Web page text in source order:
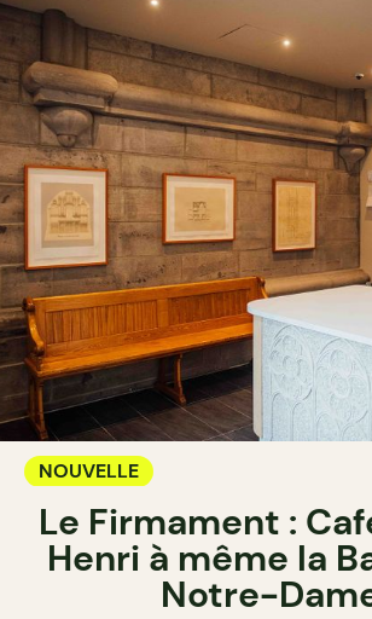
NOUVELLE
Le Firmament :
Henri à même la
Notre-